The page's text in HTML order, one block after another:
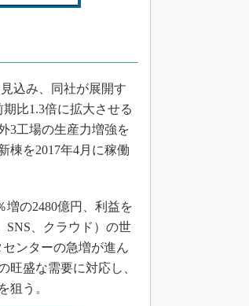
込み、同社が展開す
比1.3倍に拡大させる
3工場の生産力増強を
棟を2017年4月に稼働
の2480億円、利益を
SNS、クラウド）の世
ンターの急増が進ん
旺盛な需要に対応し、
狙う。